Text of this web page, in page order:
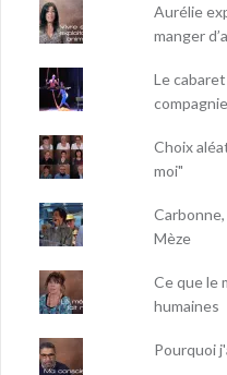
Aurélie
manger
Le
Choix
moi"
Mèze
Ce que le
humaines
Pourquoi